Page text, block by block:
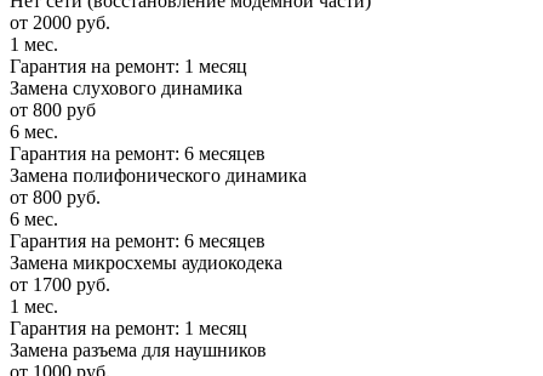
от 2000 руб.
1 мес.
Гарантия на ремонт: 1 месяц
Замена слухового динамика
от 800 руб
6 мес.
Гарантия на ремонт: 6 месяцев
Замена полифонического динамика
от 800 руб.
6 мес.
Гарантия на ремонт: 6 месяцев
Замена микросхемы аудиокодека
от 1700 руб.
1 мес.
Гарантия на ремонт: 1 месяц
Замена разъема для наушников